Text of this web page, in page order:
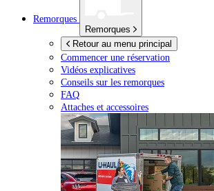
Remorques
Remorques
Retour au menu principal
Commencer une réservation
Vidéos explicatives
Conseils sur les remorques
FAQ
Attaches et accessoires